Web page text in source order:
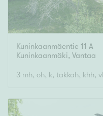
Kuninkaanmäentie 11 A
Kuninkaanmäki, Vantaa
3 mh, oh, k, takkah, khh,